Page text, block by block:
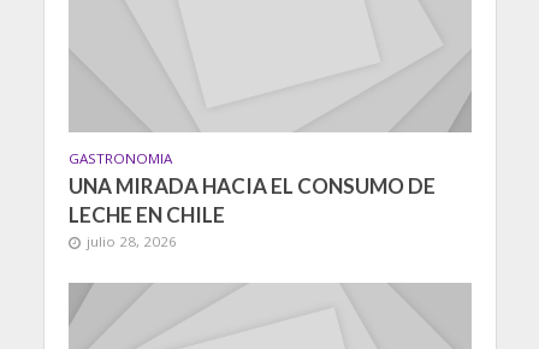
GASTRONOMIA
UNA MIRADA HACIA EL CONSUMO DE
LECHE EN CHILE
julio 28, 2026